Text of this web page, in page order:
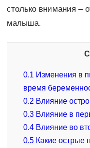
столько внимания –
малыша.
0.1 Изменения в
время
0.2 Влияние
0.3 Влияние в
0.4 Влияние во
0.5 Какие острые